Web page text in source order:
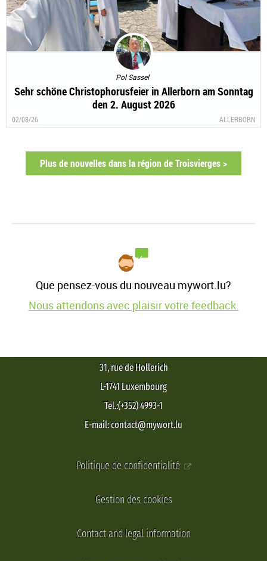
Pol Sassel
Sehr schöne Christophorusfeier in Allerborn am Sonntag
den 2. August 2026
02/08/26 ALLERBORN
Plus de nouvelles dans la région de Troisvierges >
Que pensez-vous du nouveau mywort.lu?
Nous attendons avec plaisir votre feedback.
31, rue de Hollerich
L-1741 Luxembourg
Tel.:(+352) 4993-1
E-mail: contact@mywort.lu
Politique de confidentialité
Gestion des cookies
Contact and legal information